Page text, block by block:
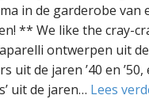
in de garderobe van
** We like the cray-
ontwerpen uit de
uit de jaren ’40 en
uit de jaren… Lees